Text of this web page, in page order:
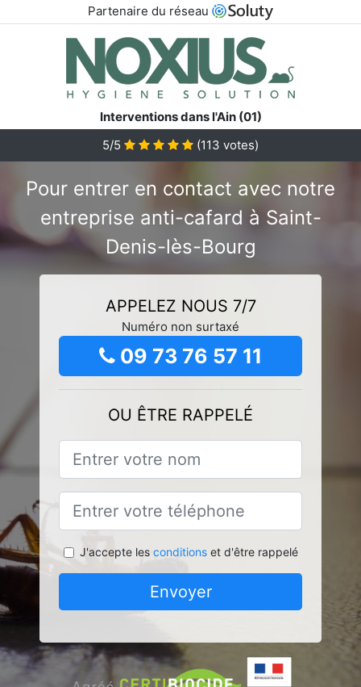
Partenaire du réseau
Interventions dans l'Ain (01)
5/5
(113 votes)
Pour entrer en contact avec notre
entreprise anti-cafard à Saint-
Denis-lès-Bourg
APPELEZ NOUS 7/7
Numéro non surtaxé
09 73 76 57 11
OU ÊTRE RAPPELÉ
J'accepte les conditionset d'être rappelé
Envoyer